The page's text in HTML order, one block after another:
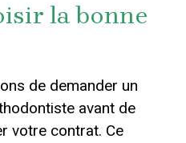
la bonne
de demander un
avant de
votre contrat. Ce